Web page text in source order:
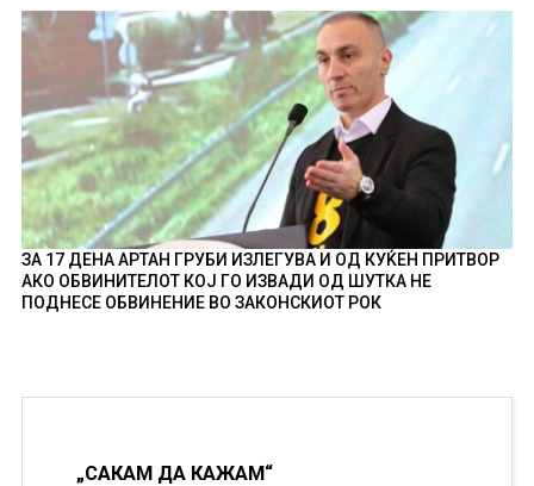
ЗА 17 ДЕНА АРТАН ГРУБИ ИЗЛЕГУВА И ОД КУЌЕН ПРИТВОР
АКО ОБВИНИТЕЛОТ КОЈ ГО ИЗВАДИ ОД ШУТКА НЕ
ПОДНЕСЕ ОБВИНЕНИЕ ВО ЗАКОНСКИОТ РОК
„САКАМ ДА КАЖАМ“